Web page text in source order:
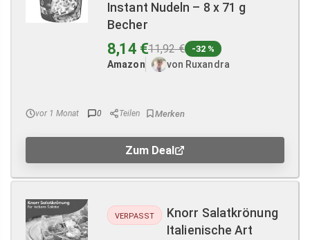
Instant Nudeln – 8 x 71 g
Becher
8,14 €11,92 € -32 %
Amazon von Ruxandra
vor 1 Monat 0 Teilen
Zum Deal
VERPASST
Knorr Salatkrönung
Italienische Art